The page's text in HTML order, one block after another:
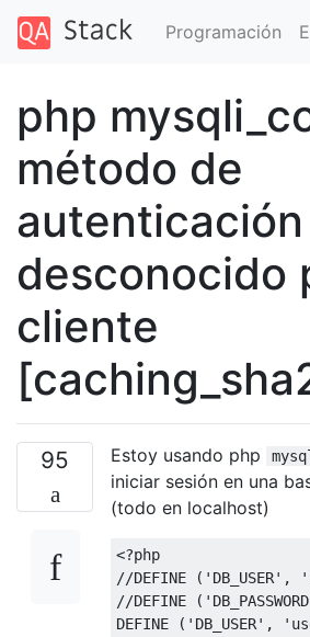
Programación
php
método de
autenticación
desconocido
cliente
95 Estoy usando php
iniciar sesión en una
(todo en localhost)
<?php
//DEFINE
//DEFINE
DEFINE ( 'DB_USER' ,